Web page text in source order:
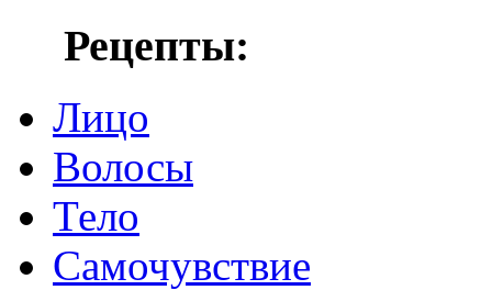
Рецепты:
Лицо
Волосы
Тело
Самочувствие